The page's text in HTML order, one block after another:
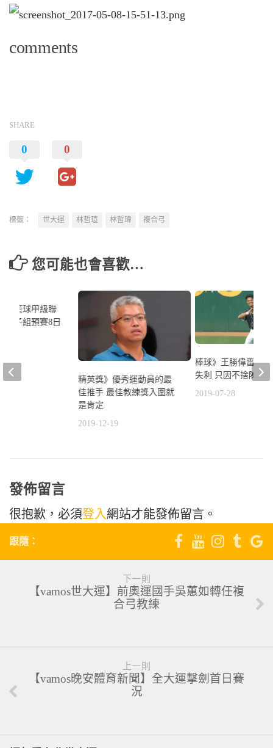
comments
SHARE
0 0
標籤： 世大運 林哲瑄 林哲瑋 複合弓
您可能也會喜歡…
精英獎》優秀運動員的最
佳推手 最佳教練獎入圍就
是肯定
2019-12-19
棒球》王勝偉雷射
失利 只因不捨陳江
2019-07-28
中籃球甲級聯
男子組預賽8日
發佈留言
很抱歉，必須登入網站才能發佈留言。
跟隨：
下一則
【vamos世大運】前奧運國手吳蕙如轉任複
合弓教練
上一則
【vamos晚安體育新聞】全大運擊劍首日賽
況